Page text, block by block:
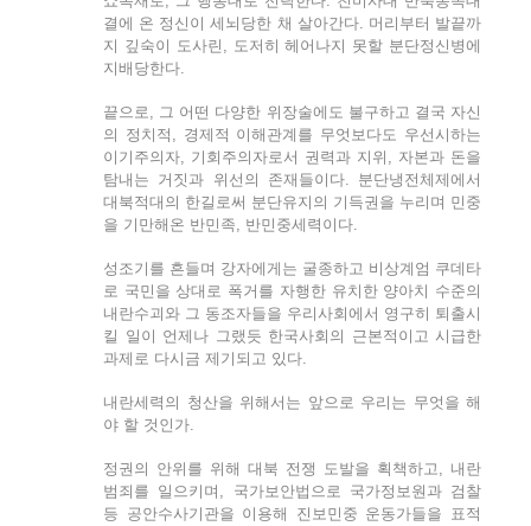
결에 온 정신이 세뇌당한 채 살아간다. 머리부터 발끝까
지 깊숙이 도사린, 도저히 헤어나지 못할 분단정신병에
지배당한다.
끝으로, 그 어떤 다양한 위장술에도 불구하고 결국 자신
의 정치적, 경제적 이해관계를 무엇보다도 우선시하는
이기주의자, 기회주의자로서 권력과 지위, 자본과 돈을
탐내는 거짓과 위선의 존재들이다. 분단냉전체제에서
대북적대의 한길로써 분단유지의 기득권을 누리며 민중
을 기만해온 반민족, 반민중세력이다.
성조기를 흔들며 강자에게는 굴종하고 비상계엄 쿠데타
로 국민을 상대로 폭거를 자행한 유치한 양아치 수준의
내란수괴와 그 동조자들을 우리사회에서 영구히 퇴출시
킬 일이 언제나 그랬듯 한국사회의 근본적이고 시급한
과제로 다시금 제기되고 있다.
내란세력의 청산을 위해서는 앞으로 우리는 무엇을 해
야 할 것인가.
정권의 안위를 위해 대북 전쟁 도발을 획책하고, 내란
범죄를 일으키며, 국가보안법으로 국가정보원과 검찰
등 공안수사기관을 이용해 진보민중 운동가들을 표적